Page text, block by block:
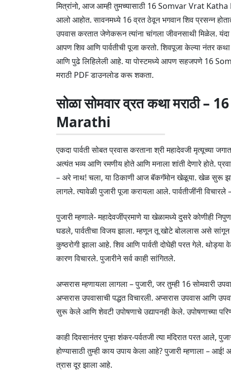
मित्रांनो, आज आम्ही तुमच्यासाठी 16 Somvar Vrat
आलो आहोत. सावनमध्ये 16 व्रत ठेवून भगवान शिव प्रसन्न
उपवास करतात जेणेकरून त्यांना चांगला जीवनसाथी मिळेल.
आपण शिव आणि पार्वतीची पूजा करतो. शिवपूजा केल्या नंतर
आणि पुढे लिहिलेली आहे. या पोस्टमध्ये आपण सहजपणे 16
मराठी PDF डाउनलोड करू शकता.
सोळा सोमवार व्रत कथा मराठी
Marathi
एकदा पार्वती सोबत प्रवास करताना श्री महादेवजी मृत्यूच्या
अत्यंत भव्य आणि रमणीय होते आणि मनाला शांती देणारे होते.
– अरे नाथ! चला, या ठिकाणी आज बॅकगॅमोन खेळूया. खेळ सुरू
लागले. त्यावेळी पुजारी पूजा करायला आले. पार्वतीजींनी
पुजारी म्हणाले- महादेवजींप्रमाणे या खेळामध्ये दुसरे कोणीही
घडले, पार्वतीचा विजय झाला. म्हणून तू खोटे बोललास असे सांगून
कुष्ठरोगी झाला आहे. शिव आणि पार्वती दोघेही परत गेले.
कारण विचारले. पुजारीने सर्व काही सांगितले.
अप्सरास म्हणायला लागला – पुजारी, जर तुम्ही 16 सोमवारी
अप्सरास उपवासाची पद्धत विचारली. अप्सरास उपवास आणि
सुरू केले आणि शेवटी उपोषणाचे उद्यापनही केले. उपोषणाच्या
काही दिवसानंतर पुन्हा शंकर-पर्वतजी त्या मंदिरात परत आले,
होण्यासाठी तुम्ही काय उपाय केला आहे? पुजारी म्हणाला –
त्रास दूर झाला आहे.